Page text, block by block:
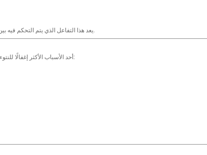
يعد هذا التفاعل الذي يتم التحكم فيه بين الشفرة وجدار الأنبوب أمرًا ضروريًا للحصول على مخرجات خالية من النتوءات.
أحد الأسباب الأكثر إغفالًا للنتوءات في قطع الأنابيب هو اختلال المحاذاة. إذا لم يتم توسيط الأنبوب بشكل مثالي: